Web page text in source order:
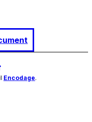
Encodage.